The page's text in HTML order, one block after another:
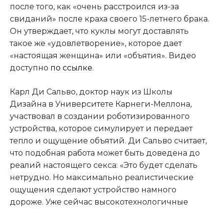
после того, как «очень расстроился из-за
свиданий» после краха своего 15-летнего брака.
Он утверждает, что куклы могут доставлять
такое же «удовлетворение», которое дает
«настоящая женщина» или «объятия». Видео
доступно по ссылке.
Карл Ди Сальво, доктор наук из Школы
Дизайна в Университете Карнеги-Меллона,
участвовал в создании роботизированного
устройства, которое симулирует и передает
тепло и ощущение объятий. Ди Сальво считает,
что подобная работа может быть доведена до
реалий настоящего секса: «Это будет сделать
нетрудно. Но максимально реалистические
ощущения сделают устройство намного
дороже. Уже сейчас высокотехнологичные